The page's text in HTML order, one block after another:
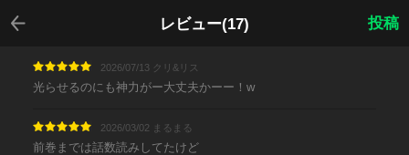
レビュー(17)
戻る
投稿
2026/07/13 クリ&リス
光らせるのにも神力がー大丈夫かーー！w
2026/03/02 まるまる
前巻までは話数読みしてたけど